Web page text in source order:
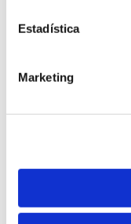
Estadística
Marketing
話
郵
網
l
d
-
T
a
b
k
K
r
p
o
r
a
t
o
n
司
國
亞
斐
泰
台